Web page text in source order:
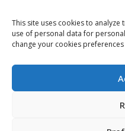
This site uses cookies to
use of personal data for
change your cookies preferences
Docieplenie EWI ETICS